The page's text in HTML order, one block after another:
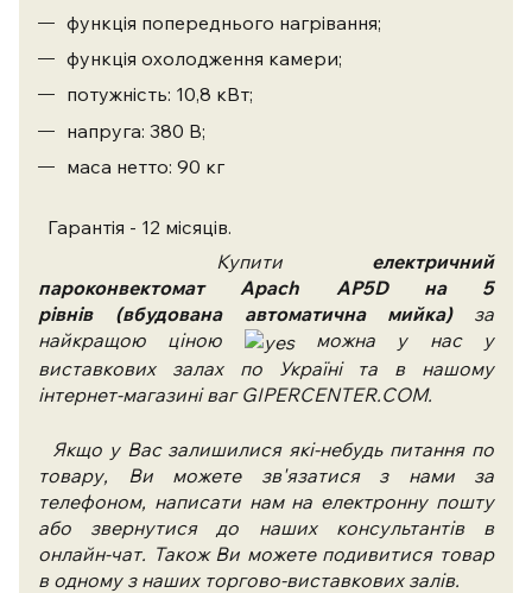
функція попереднього нагрівання;
функція охолодження камери;
потужність: 10,8 кВт;
напруга: 380 В;
маса нетто: 90 кг
Гарантія - 12 місяців.
Купити електричний
пароконвектомат Apach AP5D на 5
рівнів (вбудована автоматична мийка)
за
найкращою ціною
можна у нас у
виставкових залах по Україні та в нашому
інтернет-магазині ваг GIPERCENTER.COM.
Якщо у Вас залишилися які-небудь питання по
товару, Ви можете зв'язатися з нами за
телефоном, написати нам на електронну пошту
або звернутися до наших консультантів в
онлайн-чат. Також Ви можете подивитися товар
в одному з наших торгово-виставкових залів.